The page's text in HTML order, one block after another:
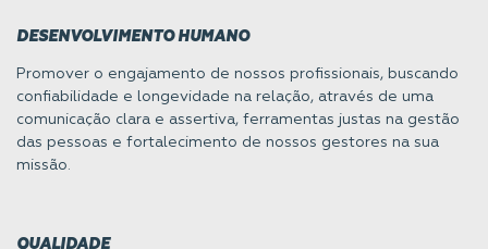
DESENVOLVIMENTO HUMANO
Promover o engajamento de nossos profissionais, buscando
confiabilidade e longevidade na relação, através de uma
comunicação clara e assertiva, ferramentas justas na gestão
das pessoas e fortalecimento de nossos gestores na sua
missão.
QUALIDADE